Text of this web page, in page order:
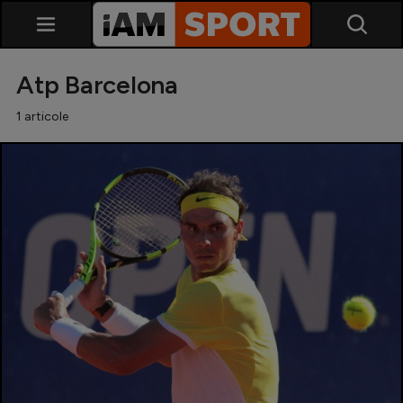
SuperLiga
Liga 2
Cupa României
Echipa Națională
U21
Atp Barcelona
1 articole